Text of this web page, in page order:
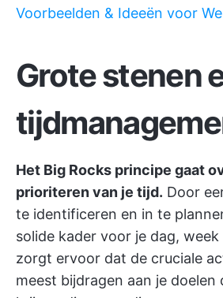
Voorbeelden & Ideeën voor
Grote stenen
Het Big Rocks principe gaat
prioriteren van je tijd. Door
te identificeren en in te
solide kader voor je dag,
zorgt ervoor dat de cruciale
meest bijdragen aan je doelen